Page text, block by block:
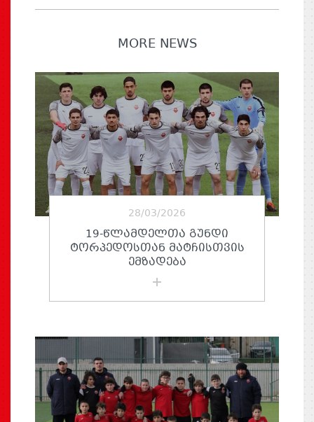
MORE NEWS
28/03/2026
19-ᲬᲚᲐᲛᲓᲔᲚᲗᲐ ᲒᲣᲜᲓᲘ
ᲢᲝᲠᲞᲔᲓᲝᲡᲗᲐᲜ ᲛᲐᲢᲩᲘᲡᲗᲕᲘᲡ
ᲔᲛᲖᲐᲓᲔᲑᲐ